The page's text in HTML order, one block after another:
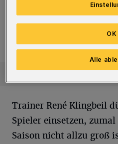
WSV: Autogramme,
Fußball-Regionalliga
WSV: Autogramme,
Trainer René Klingbeil
Spieler einsetzen,
Saison nicht allzu groß
Alle
OK